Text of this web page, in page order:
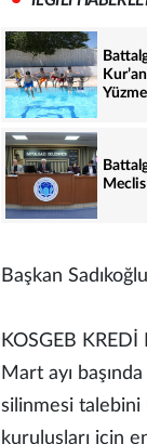
Meclis
Başkan
KOSGEB KREDİ
Mart ayı
silinmesi talebini
kuruluşları için